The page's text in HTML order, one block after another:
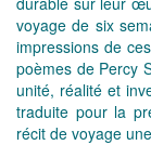
voyage de six
impressions de
poèmes de Percy
unité, réalité et
traduite pour la
récit de voyage